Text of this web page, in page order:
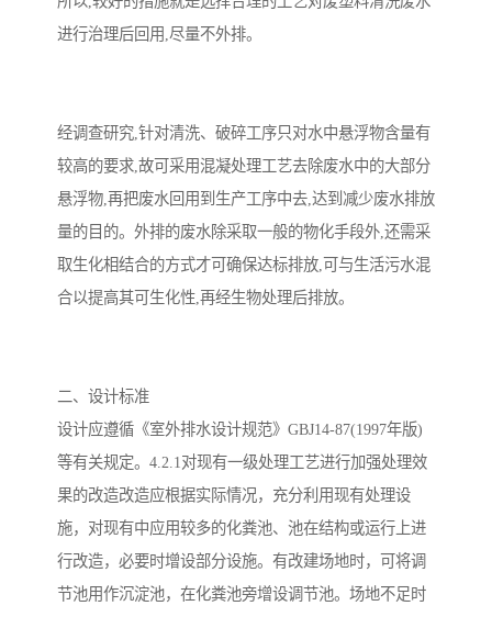
进行治理后回用,尽量不外排。
经调查研究,针对清洗、破碎工序只对水中悬浮物含量有
较高的要求,故可采用混凝处理工艺去除废水中的大部分
悬浮物,再把废水回用到生产工序中去,达到减少废水排放
量的目的。外排的废水除采取一般的物化手段外,还需采
取生化相结合的方式才可确保达标排放,可与生活污水混
合以提高其可生化性,再经生物处理后排放。
二、设计标准
设计应遵循《室外排水设计规范》GBJ14-87(1997年版)
等有关规定。4.2.1对现有一级处理工艺进行加强处理效
果的改造改造应根据实际情况，充分利用现有处理设
施，对现有中应用较多的化粪池、池在结构或运行上进
行改造，必要时增设部分设施。有改建场地时，可将调
节池用作沉淀池，在化粪池旁增设调节池。场地不足时
汽车污水处理设备
疗养院污水处理设备 屠宰场污水处理
生活污水处理设备 医疗污水处理设备
医疗机构污水处理设备 酿酒污水